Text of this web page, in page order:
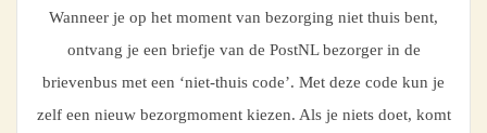
Wanneer je op het moment van bezorging niet thuis bent,
ontvang je een briefje van de PostNL bezorger in de
brievenbus met een ‘niet-thuis code’. Met deze code kun je
zelf een nieuw bezorgmoment kiezen. Als je niets doet, komt